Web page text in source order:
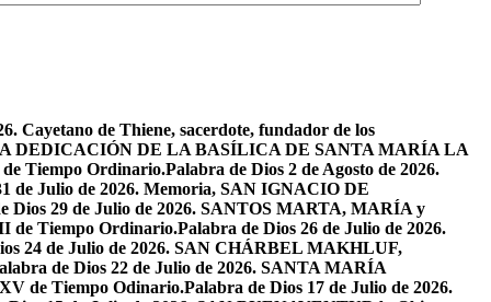
Cayetano de Thiene, sacerdote, fundador de los
LA DEDICACIÓN DE LA BASÍLICA DE SANTA MARÍA LA
de Tiempo Ordinario.Palabra de Dios 2 de Agosto de 2026.
de Julio de 2026. Memoria, SAN IGNACIO DE
Dios 29 de Julio de 2026. SANTOS MARTA, MARÍA y
de Tiempo Ordinario.Palabra de Dios 26 de Julio de 2026.
24 de Julio de 2026. SAN CHÁRBEL MAKHLUF,
de Dios 22 de Julio de 2026. SANTA MARÍA
de Tiempo Odinario.Palabra de Dios 17 de Julio de 2026.